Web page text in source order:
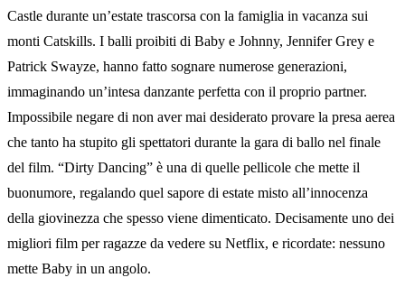
Castle durante un’estate trascorsa con la famiglia in vacanza sui
monti Catskills. I balli proibiti di Baby e Johnny, Jennifer Grey e
Patrick Swayze, hanno fatto sognare numerose generazioni,
immaginando un’intesa danzante perfetta con il proprio partner.
Impossibile negare di non aver mai desiderato provare la presa aerea
che tanto ha stupito gli spettatori durante la gara di ballo nel finale
del film. “Dirty Dancing” è una di quelle pellicole che mette il
buonumore, regalando quel sapore di estate misto all’innocenza
della giovinezza che spesso viene dimenticato. Decisamente uno dei
migliori film per ragazze da vedere su Netflix, e ricordate: nessuno
mette Baby in un angolo.